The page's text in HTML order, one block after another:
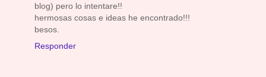
blog) pero lo intentare!!
hermosas cosas e ideas he encontrado!!!
besos.
Responder